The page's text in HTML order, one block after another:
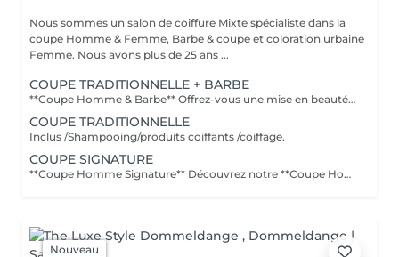
Nous sommes un salon de coiffure Mixte spécialiste dans la
coupe Homme & Femme, Barbe & coupe et coloration urbaine
Femme. Nous avons plus de 25 ans ...
COUPE TRADITIONNELLE + BARBE
**Coupe Homme & Barbe** Offrez-vous une mise en beauté complète avec notre service **Coupe Homme & Barbe**, conçu pour les hommes qui souhaitent un style parfaitement maîtrisé de la tête à la barbe. La prestation débute par une **consultation personnalisée** afin de définir la coupe et la forme de barbe qui mettront le mieux en valeur votre visage. Nos experts réalisent ensuite une **coupe de cheveux précise et structurée**, suivie d'un **travail minutieux de la barbe** : taille, définition des contours et mise en forme pour un rendu propre et harmonieux. Le service se termine par un **coiffage professionnel et une finition barbe soignée** pour un résultat net, élégant et durable. L'alliance parfaite entre coupe et barbe pour un look soigné, moderne et parfaitement équilibré.
COUPE TRADITIONNELLE
Inclus /Shampooing/produits coiffants /coiffage.
COUPE SIGNATURE
**Coupe Homme Signature** Découvrez notre **Coupe Homme Signature**, un service premium pensé pour les hommes qui recherchent plus qu'une simple coupe : une véritable expérience de style. Chaque rendez-vous débute par une **consultation personnalisée** afin d'analyser la forme de votre visage, la nature de vos cheveux et votre style de vie. Nos experts réalisent ensuite une coupe précise et parfaitement structurée, travaillée dans les moindres détails pour un résultat élégant, moderne et durable. La prestation se termine par un **coiffage professionnel avec des produits haut de gamme**, pour sublimer votre coupe et vous offrir une finition impeccable. Un moment de soin et de précision dédié aux hommes exigeants qui souhaitent afficher un style soigné et distingué.
Nouveau